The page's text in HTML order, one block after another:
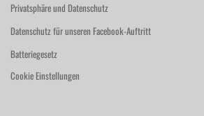
Privatsphäre und Datenschutz
Datenschutz für unseren Facebook-Auftritt
Batteriegesetz
Cookie Einstellungen